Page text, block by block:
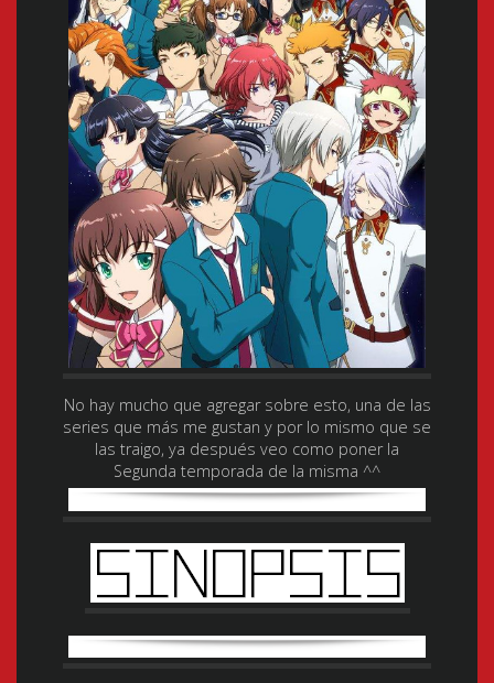
No hay mucho que agregar sobre esto, una de las
series que más me gustan y por lo mismo que se
las traigo, ya después veo como poner la
Segunda temporada de la misma ^^